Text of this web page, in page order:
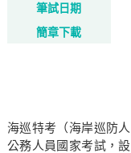
筆試日期
簡章下載
海巡特考（海岸巡防
公務人員國家考試，